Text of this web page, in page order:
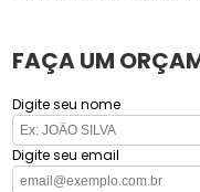
FAÇA UM
Digite seu nome
Digite seu email